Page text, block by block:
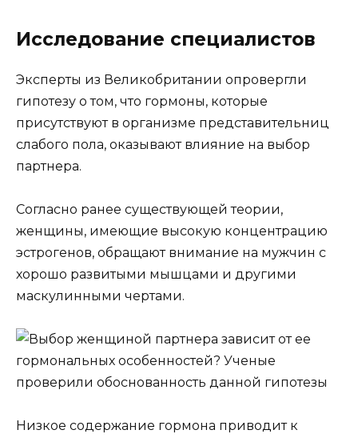
Исследование специалистов
Эксперты из Великобритании опровергли
гипотезу о том, что гормоны, которые
присутствуют в организме представительниц
слабого пола, оказывают влияние на выбор
партнера.
Согласно ранее существующей теории,
женщины, имеющие высокую концентрацию
эстрогенов, обращают внимание на мужчин с
хорошо развитыми мышцами и другими
маскулинными чертами.
Низкое содержание гормона приводит к